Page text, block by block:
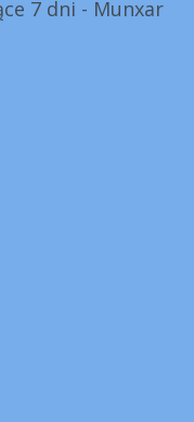
7 dni - Munxar